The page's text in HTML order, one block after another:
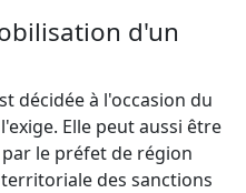
d'un
décidée à l'occasion du
Elle peut aussi être
le préfet de région
des sanctions